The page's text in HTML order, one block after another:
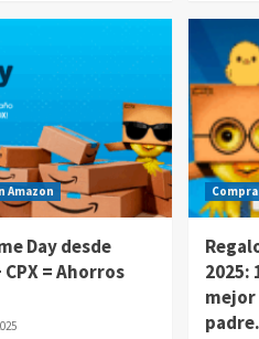
Amazon
Day desde
= Ahorros
2025:
mejor
padre.